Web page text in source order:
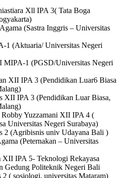
Xll IPA 3( Tata Boga
(Sastra Inggris – Universitas
1 (Aktuaria/ Universitas Negeri
MIPA-1 (PGSD/Universitas Negeri
XII IPA 3 (Pendidikan Luar6 Biasa
XII IPA 3 (Pendidikan Luar Biasa,
Yuzzamani XII IPA 4 (
Universitas Negeri Surabaya)
2 (Agribisnis univ Udayana Bali )
(Peternakan – Universitas
IPA 5- Teknologi Rekayasa
Gedung Politeknik Negeri Bali
( sosiologi, universitas Mataram)